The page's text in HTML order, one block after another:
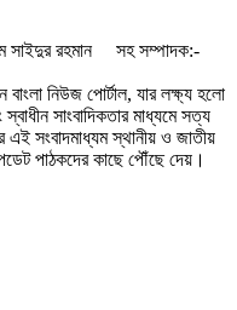
সাইদুর রহমান সহ সম্পাদক:-
নিউজ পোর্টাল, যার লক্ষ্য হলো
সাংবাদিকতার মাধ্যমে সত্য
সংবাদমাধ্যম স্থানীয় ও জাতীয়
পাঠকদের কাছে পৌঁছে দেয়।